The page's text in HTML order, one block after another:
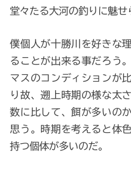
堂々たる大河の釣りに魅せ
僕個人が十勝川を好きな
ることが出来る事だろう
マスのコンディションが
り故、遡上時期の様な太
数に比して、餌が多いの
思う。時期を考えると体
持つ個体が多いのだ。